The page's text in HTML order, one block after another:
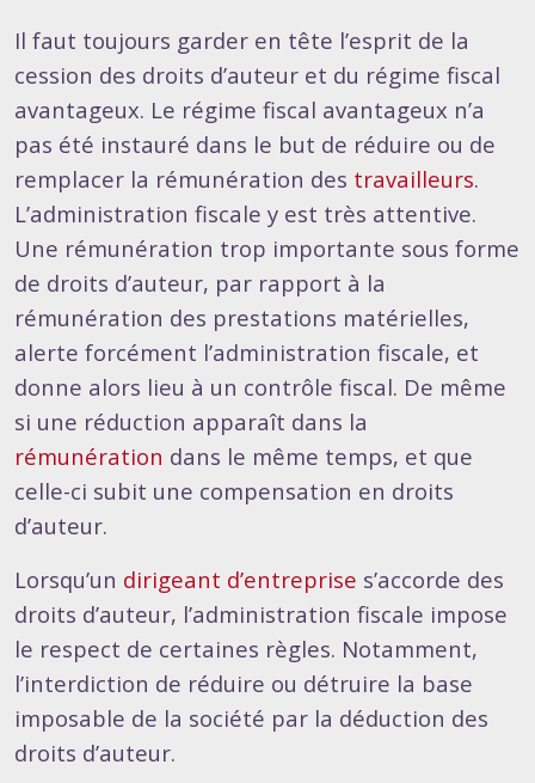
Il faut toujours garder en tête l’esprit de la
cession des droits d’auteur et du régime fiscal
avantageux. Le régime fiscal avantageux n’a
pas été instauré dans le but de réduire ou de
remplacer la rémunération des travailleurs.
L’administration fiscale y est très attentive.
Une rémunération trop importante sous forme
de droits d’auteur, par rapport à la
rémunération des prestations matérielles,
alerte forcément l’administration fiscale, et
donne alors lieu à un contrôle fiscal. De même
si une réduction apparaît dans la
rémunération dans le même temps, et que
celle-ci subit une compensation en droits
d’auteur.
Lorsqu’un dirigeant d’entreprise s’accorde des
droits d’auteur, l’administration fiscale impose
le respect de certaines règles. Notamment,
l’interdiction de réduire ou détruire la base
imposable de la société par la déduction des
droits d’auteur.